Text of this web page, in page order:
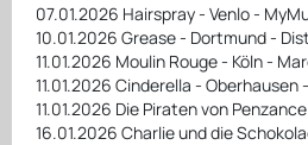
07.01.2026 Hairspray - Venlo -
10.01.2026 Grease - Dortmund -
11.01.2026 Moulin Rouge - Köln -
11.01.2026 Cinderella - Oberhausen
11.01.2026 Die Piraten von
16.01.2026 Charlie und die